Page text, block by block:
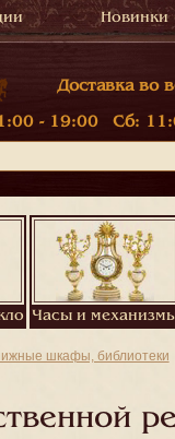
Новинки
Доставка во
- 19:00 Сб:
Часы и
шкафы, библиотеки